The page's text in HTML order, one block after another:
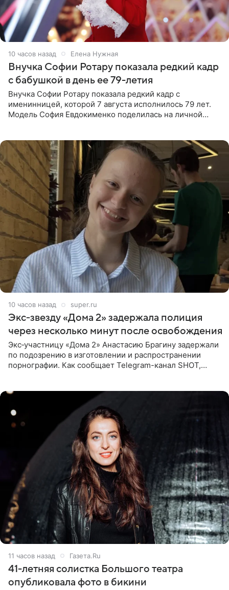
10 часов назад Елена Нужная
Внучка Софии Ротару показала редкий кадр
с бабушкой в день ее 79-летия
Внучка Софии Ротару показала редкий кадр с
именинницей, которой 7 августа исполнилось 79 лет.
Модель София Евдокименко поделилась на личной
10 часов назад super.ru
Экс‑звезду «Дома 2» задержала полиция
через несколько минут после освобождения
Экс‑участницу «Дома 2» Анастасию Брагину задержали
по подозрению в изготовлении и распространении
порнографии. Как сообщает Telegram-канал SHOT,
11 часов назад Газета.Ru
41-летняя солистка Большого театра
опубликовала фото в бикини